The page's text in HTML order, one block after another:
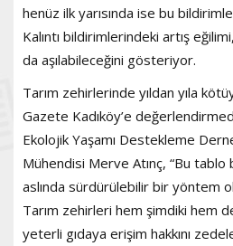
henüz ilk yarısında ise bu
Kalıntı bildirimlerindeki artış
da aşılabileceğini gösteriyor.
Tarım zehirlerinde yıldan yıla
Gazete Kadıköy’e
Ekolojik Yaşamı Destekleme
Mühendisi Merve Atınç, “Bu tablo
aslında sürdürülebilir bir yöntem
Tarım zehirleri hem şimdiki hem
yeterli gıdaya erişim hakkını